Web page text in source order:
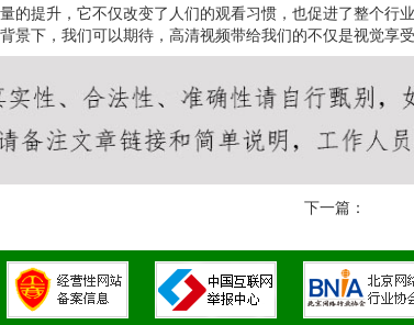
的提升，它不仅改变了人们的观看习惯，也促进了整个
景下，我们可以期待，高清视频带给我们的不仅是视觉享
下一篇：